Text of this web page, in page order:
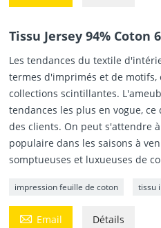
Tissu Jersey 94%
Les tendances du textile
termes d'imprimés et de motifs,
collections scintillantes.
tendances les plus en vogue,
des clients. On peut s'attendre
populaire dans les saisons à
somptueuses et luxueuses de
impression feuille de coton tissu
 Email Détails